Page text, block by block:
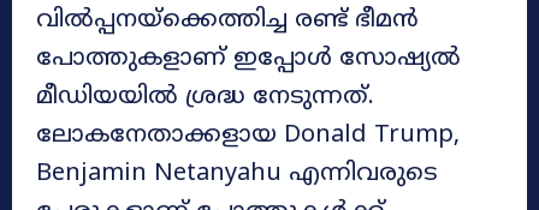
വിൽപ്പനയ്‌ക്കെത്തിച്ച രണ്ട് ഭീമൻ
പോത്തുകളാണ് ഇപ്പോൾ സോഷ്യൽ
മീഡിയയിൽ ശ്രദ്ധ നേടുന്നത്.
ലോകനേതാക്കളായ Donald Trump,
Benjamin Netanyahu എന്നിവരുടെ